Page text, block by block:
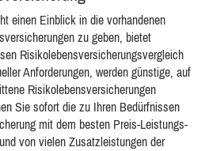
einen Einblick in die vorhandenen
zu geben, bietet
Risikolebensversicherungsvergleich
Anforderungen, werden günstige, auf
Risikolebensversicherungen
Sie sofort die zu Ihren Bedürfnissen
mit dem besten Preis-Leistungs-
von vielen Zusatzleistungen der